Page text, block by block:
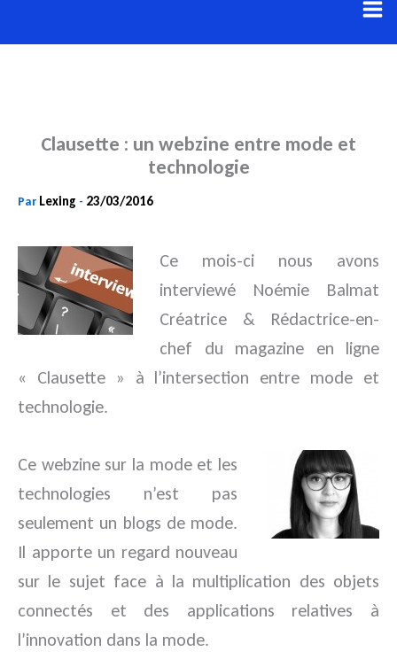
au
Clausette : un webzine entre mode et
technologie
Par Lexing - 23/03/2016
Ce mois-ci nous avons
interviewé Noémie Balmat
Créatrice & Rédactrice-en-
chef du magazine en ligne
« Clausette » à l’intersection entre mode et
technologie.
Ce webzine sur la mode et les
technologies n’est pas
seulement un blogs de mode.
Il apporte un regard nouveau
sur le sujet face à la multiplication des objets
connectés et des applications relatives à
l’innovation dans la mode.